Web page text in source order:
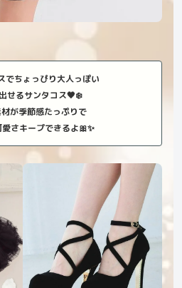
でちょっぴり大人っぽい
せるサンタコス🖤❄️
が季節感たっぷりで
さキープできるよ🎀✨